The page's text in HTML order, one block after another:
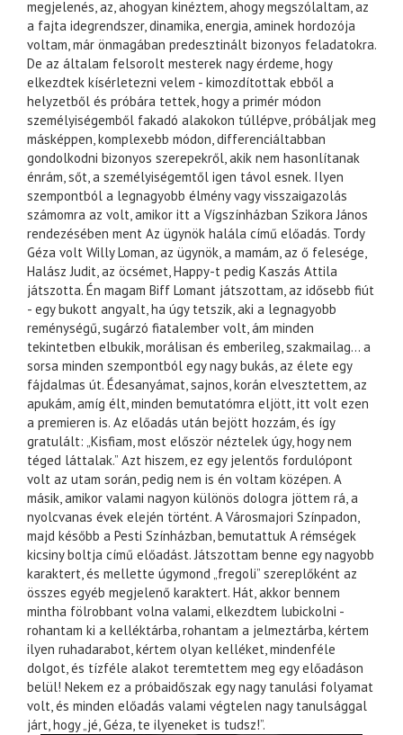
megjelenés, az, ahogyan kinéztem, ahogy megszólaltam, az
a fajta idegrendszer, dinamika, energia, aminek hordozója
voltam, már önmagában predesztinált bizonyos feladatokra.
De az általam felsorolt mesterek nagy érdeme, hogy
elkezdtek kísérletezni velem - kimozdítottak ebből a
helyzetből és próbára tettek, hogy a primér módon
személyiségemből fakadó alakokon túllépve, próbáljak meg
másképpen, komplexebb módon, differenciáltabban
gondolkodni bizonyos szerepekről, akik nem hasonlítanak
énrám, sőt, a személyiségemtől igen távol esnek. Ilyen
szempontból a legnagyobb élmény vagy visszaigazolás
számomra az volt, amikor itt a Vígszínházban Szikora János
rendezésében ment Az ügynök halála című előadás. Tordy
Géza volt Willy Loman, az ügynök, a mamám, az ő felesége,
Halász Judit, az öcsémet, Happy-t pedig Kaszás Attila
játszotta. Én magam Biff Lomant játszottam, az idősebb fiút
- egy bukott angyalt, ha úgy tetszik, aki a legnagyobb
reménységű, sugárzó fiatalember volt, ám minden
tekintetben elbukik, morálisan és emberileg, szakmailag… a
sorsa minden szempontból egy nagy bukás, az élete egy
fájdalmas út. Édesanyámat, sajnos, korán elvesztettem, az
apukám, amíg élt, minden bemutatómra eljött, itt volt ezen
a premieren is. Az előadás után bejött hozzám, és így
gratulált: „Kisfiam, most először néztelek úgy, hogy nem
téged láttalak.” Azt hiszem, ez egy jelentős fordulópont
volt az utam során, pedig nem is én voltam középen. A
másik, amikor valami nagyon különös dologra jöttem rá, a
nyolcvanas évek elején történt. A Városmajori Színpadon,
majd később a Pesti Színházban, bemutattuk A rémségek
kicsiny boltja című előadást. Játszottam benne egy nagyobb
karaktert, és mellette úgymond „fregoli” szereplőként az
összes egyéb megjelenő karaktert. Hát, akkor bennem
mintha fölrobbant volna valami, elkezdtem lubickolni -
rohantam ki a kelléktárba, rohantam a jelmeztárba, kértem
ilyen ruhadarabot, kértem olyan kelléket, mindenféle
dolgot, és tízféle alakot teremtettem meg egy előadáson
belül! Nekem ez a próbaidőszak egy nagy tanulási folyamat
volt, és minden előadás valami végtelen nagy tanulsággal
járt, hogy „jé, Géza, te ilyeneket is tudsz!”.